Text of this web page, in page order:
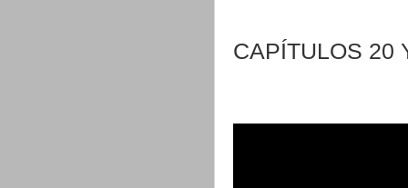
CAPÍTULOS 20